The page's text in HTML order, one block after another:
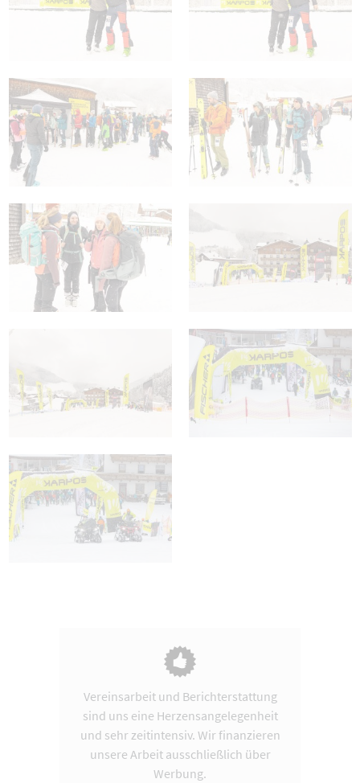
Vereinsarbeit und Berichterstattung
sind uns eine Herzensangelegenheit
und sehr zeitintensiv. Wir finanzieren
unsere Arbeit ausschließlich über
Werbung.